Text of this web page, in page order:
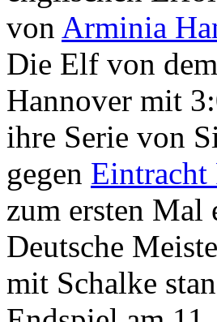
von Arminia
Die Elf von
Hannover mit
ihre Serie von
gegen
zum ersten Mal
Deutsche
mit Schalke